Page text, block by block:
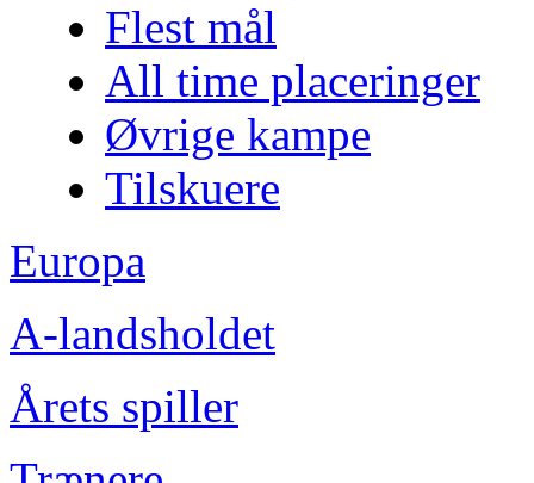
Flest mål
All time placeringer
Øvrige kampe
Tilskuere
Europa
A-landsholdet
Årets spiller